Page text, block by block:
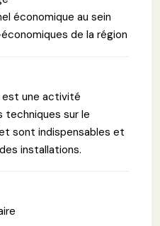
économique au sein
de la région
est une activité
techniques sur le
sont indispensables et
installations.